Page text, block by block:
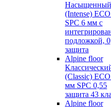
Насыщенный
(Intense)
SPC 6 мм с
подложкой,
защита
Alpine floor
(Classic)
мм SPC 0,55
защита 43
Alpine floor